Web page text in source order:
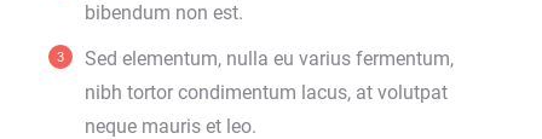
bibendum non est.
Sed elementum, nulla eu varius fermentum,
nibh tortor condimentum lacus, at volutpat
neque mauris et leo.